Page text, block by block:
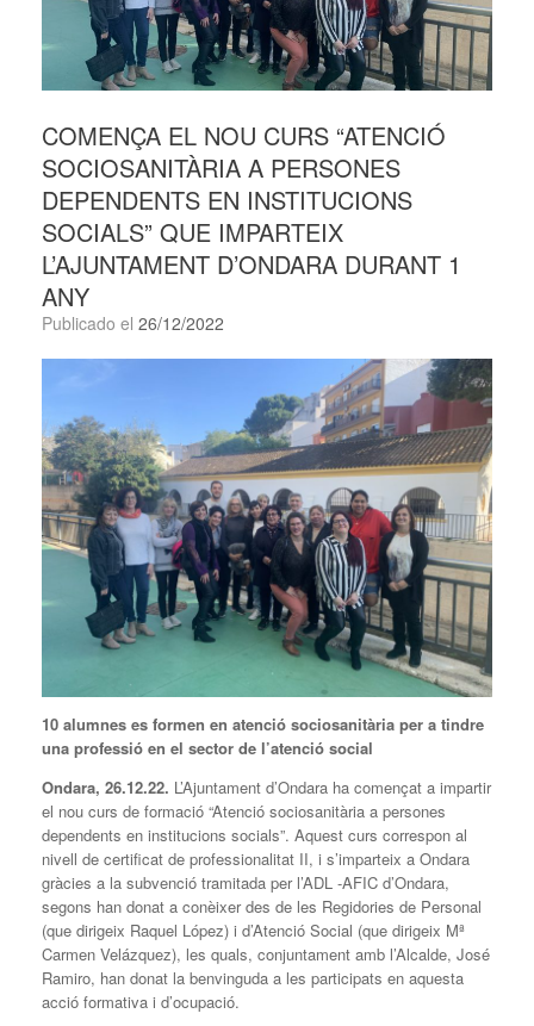
COMENÇA EL NOU CURS “ATENCIÓ
SOCIOSANITÀRIA A PERSONES
DEPENDENTS EN INSTITUCIONS
SOCIALS” QUE IMPARTEIX
L’AJUNTAMENT D’ONDARA DURANT 1
ANY
Publicado el 26/12/2022
10 alumnes es formen en atenció sociosanitària per a tindre
una professió en el sector de l’atenció social
Ondara, 26.12.22. L’Ajuntament d’Ondara ha començat a impartir
el nou curs de formació “Atenció sociosanitària a persones
dependents en institucions socials”. Aquest curs correspon al
nivell de certificat de professionalitat II, i s’imparteix a Ondara
gràcies a la subvenció tramitada per l’ADL -AFIC d’Ondara,
segons han donat a conèixer des de les Regidories de Personal
(que dirigeix Raquel López) i d’Atenció Social (que dirigeix Mª
Carmen Velázquez), les quals, conjuntament amb l’Alcalde, José
Ramiro, han donat la benvinguda a les participats en aquesta
acció formativa i d’ocupació.